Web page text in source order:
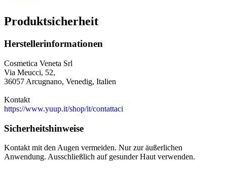
Produktsicherheit
Herstellerinformationen
Cosmetica Veneta Srl
Via Meucci, 52,
36057 Arcugnano, Venedig, Italien
Kontakt
https://www.yuup.it/shop/it/contattaci
Sicherheitshinweise
Kontakt mit den Augen vermeiden. Nur zur äußerlichen
Anwendung. Ausschließlich auf gesunder Haut verwenden.